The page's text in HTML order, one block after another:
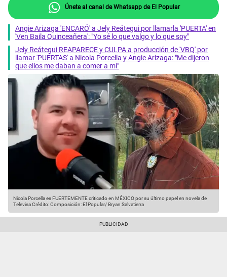
Únete al canal de Whatsapp de El Popular
Angie Arizaga 'ENCARÓ' a Jely Reátegui por llamarla 'PUERTA' en
'Ven Baila Quinceañera': "Yo sé lo que valgo y lo que soy"
Jely Reátegui REAPARECE y CULPA a producción de 'VBQ' por
llamar 'PUERTAS' a Nicola Porcella y Angie Arizaga: "Me dijeron
que ellos me daban a comer a mí"
Nicola Porcella es FUERTEMENTE criticado en MÉXICO por su último papel en novela de
TelevisaCrédito: Composición: El Popular/ Bryan Salvatierra